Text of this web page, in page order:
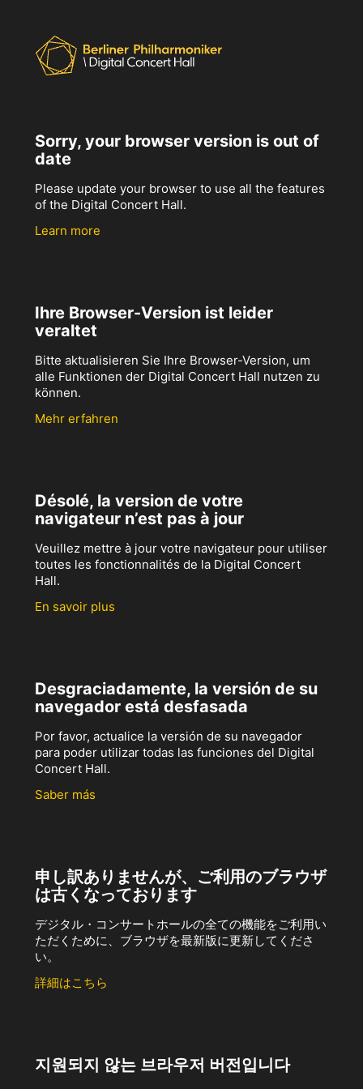
Sorry, your browser version is out of
date
Please update your browser to use all the features
of the Digital Concert Hall.
Learn more
Ihre Browser-Version ist leider
veraltet
Bitte aktualisieren Sie Ihre Browser-Version, um
alle Funktionen der Digital Concert Hall nutzen zu
können.
Mehr erfahren
Désolé, la version de votre
navigateur n’est pas à jour
Veuillez mettre à jour votre navigateur pour utiliser
toutes les fonctionnalités de la Digital Concert
Hall.
En savoir plus
Desgraciadamente, la versión de su
navegador está desfasada
Por favor, actualice la versión de su navegador
para poder utilizar todas las funciones del Digital
Concert Hall.
Saber más
申し訳ありませんが、ご利用のブラウザ
は古くなっております
デジタル・コンサートホールの全ての機能をご利用い
ただくために、ブラウザを最新版に更新してくださ
い。
詳細はこちら
지원되지 않는 브라우저 버전입니다